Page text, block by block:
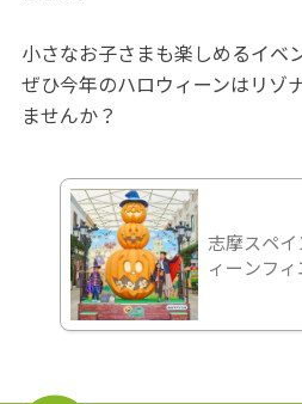
小さなお子さまも楽しめるイベ
ぜひ今年のハロウィーンはリゾ
ませんか？
志摩スペ
ィーンフィ